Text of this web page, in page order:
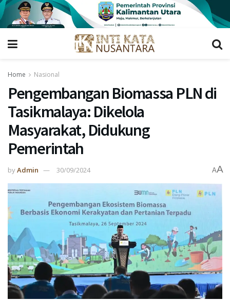
Home Nasional
Pengembangan Biomassa PLN di
Tasikmalaya: Dikelola
Masyarakat, Didukung
Pemerintah
byAdmin 30/09/2024 AA